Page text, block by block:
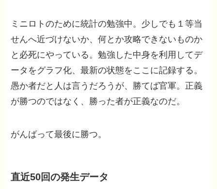
ミニロトのために統計の勉強中。少しでも１等当
せんへ近づけないか、何とか攻略できないものか
と必死にやっている。勉強した中身を利用してデ
ータをグラフ化、最新の状態をここに記録する。
愚か者だと人は言うだろうが、勝てば官軍。正義
が勝つのではなく、勝った者が正義なのだ。
がんばって最後に勝つ。
直近50回の発生データ